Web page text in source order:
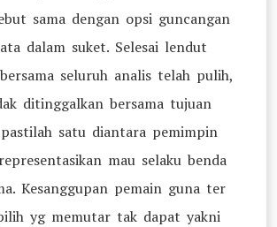
sama dengan opsi guncangan
dalam suket. Selesai lendut
seluruh analis telah pulih,
ditinggalkan bersama tujuan
pastilah satu diantara pemimpin
mau selaku benda
Kesanggupan pemain guna ter
yg memutar tak dapat yakni